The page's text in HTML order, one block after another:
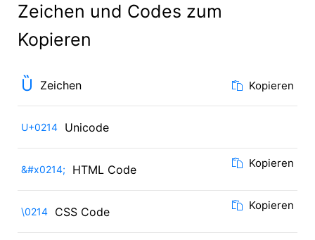
Zeichen und Codes zum
Kopieren
Ȕ Zeichen Kopieren
U+0214 Unicode
Kopieren
&#x0214; HTML Code
Kopieren
\0214 CSS Code